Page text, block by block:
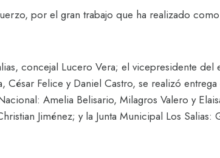
por el gran trabajo que ha realizado
concejal Lucero Vera; el vicepresidente del
César Felice y Daniel Castro, se realizó
Amelia Belisario, Milagros Valero y
Jiménez; y la Junta Municipal Los Salias: